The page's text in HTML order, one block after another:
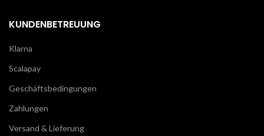
KUNDENBETREUUNG
Klarna
Scalapay
Geschäftsbedingungen
Zahlungen
Versand & Lieferung